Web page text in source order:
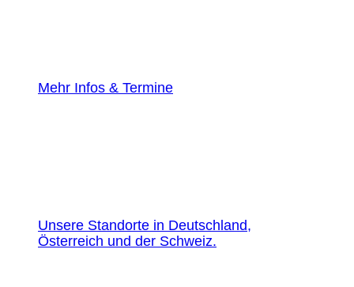
Mehr Infos & Termine
Unsere Standorte in Deutschland,
Österreich und der Schweiz.